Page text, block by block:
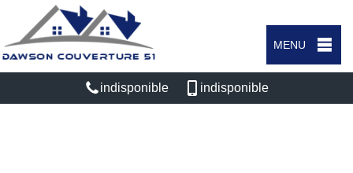
MENU
indisponible indisponible